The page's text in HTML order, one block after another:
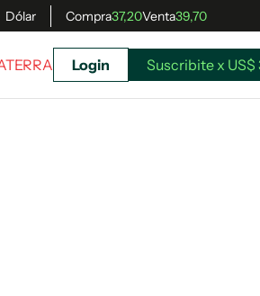
Dólar Compra37,20Venta39,70
Login Suscribite x US$